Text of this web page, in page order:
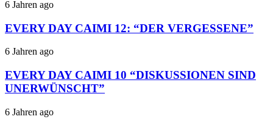
6 Jahren ago
EVERY DAY CAIMI 12: “DER VERGESSENE”
6 Jahren ago
EVERY DAY CAIMI 10 “DISKUSSIONEN SIND
UNERWÜNSCHT”
6 Jahren ago